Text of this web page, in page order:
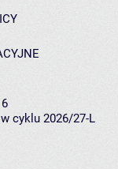
cyklu 2026/27-L